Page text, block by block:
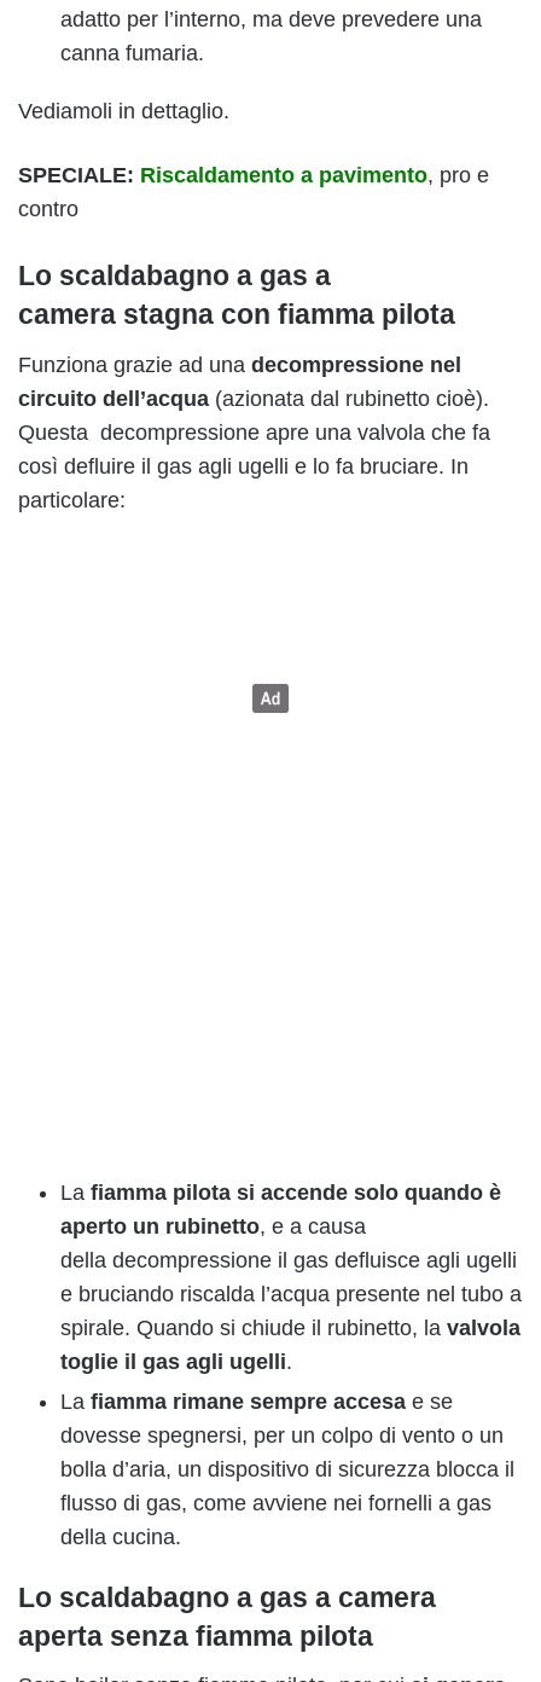
adatto per l’interno, ma deve prevedere una
canna fumaria.
Vediamoli in dettaglio.
SPECIALE: Riscaldamento a pavimento, pro e
contro
Lo scaldabagno a gas a
camera stagna con fiamma pilota
Funziona grazie ad una decompressione nel
circuito dell’acqua (azionata dal rubinetto cioè).
Questa decompressione apre una valvola che fa
così defluire il gas agli ugelli e lo fa bruciare. In
particolare:
La fiamma pilota si accende solo quando è
aperto un rubinetto, e a causa
della decompressione il gas defluisce agli ugelli
e bruciando riscalda l’acqua presente nel tubo a
spirale. Quando si chiude il rubinetto, la valvola
toglie il gas agli ugelli.
La fiamma rimane sempre accesa e se
dovesse spegnersi, per un colpo di vento o un
bolla d’aria, un dispositivo di sicurezza blocca il
flusso di gas, come avviene nei fornelli a gas
della cucina.
Lo scaldabagno a gas a camera
aperta senza fiamma pilota